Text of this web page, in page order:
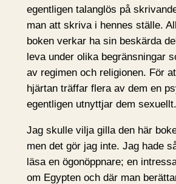
egentligen talanglös på
man att skriva i hennes ställe.
boken verkar ha sin beskärda
leva under olika begränsningar
av regimen och religionen. För
hjärtan träffar flera av dem en
egentligen utnyttjar dem sexuellt.
Jag skulle vilja gilla den här
men det gör jag inte. Jag hade
läsa en ögonöppnare; en
om Egypten och där man